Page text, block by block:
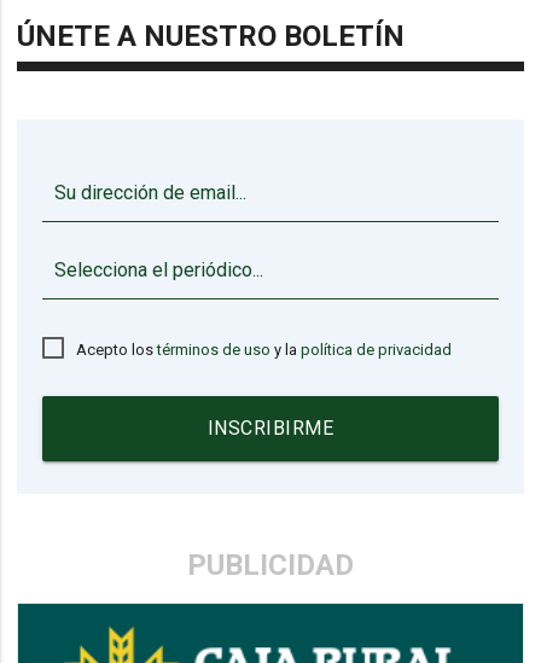
ÚNETE A NUESTRO BOLETÍN
Acepto lostérminos de uso y lapolítica de privacidad
INSCRIBIRME
PUBLICIDAD